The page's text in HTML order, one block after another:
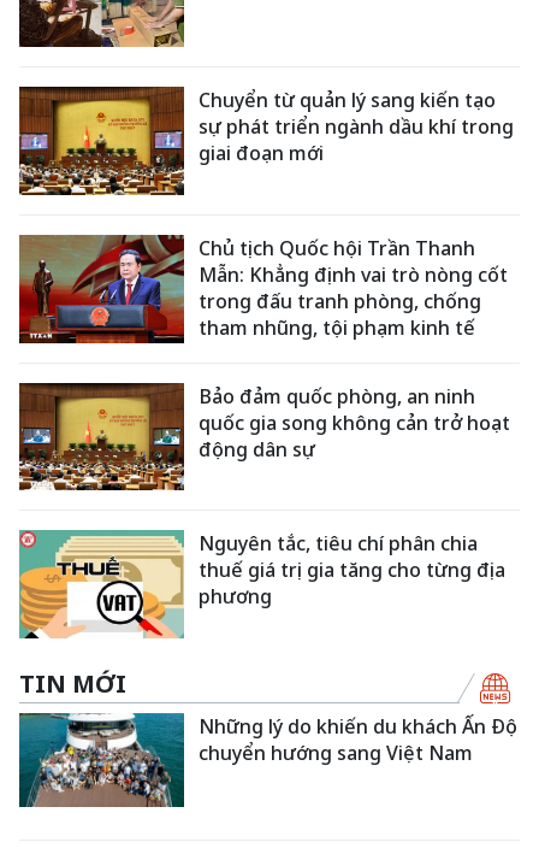
Chuyển từ quản lý sang kiến tạo
sự phát triển ngành dầu khí trong
giai đoạn mới
Chủ tịch Quốc hội Trần Thanh
Mẫn: Khẳng định vai trò nòng cốt
trong đấu tranh phòng, chống
tham nhũng, tội phạm kinh tế
Bảo đảm quốc phòng, an ninh
quốc gia song không cản trở hoạt
động dân sự
Nguyên tắc, tiêu chí phân chia
thuế giá trị gia tăng cho từng địa
phương
TIN MỚI
Những lý do khiến du khách Ấn Độ
chuyển hướng sang Việt Nam